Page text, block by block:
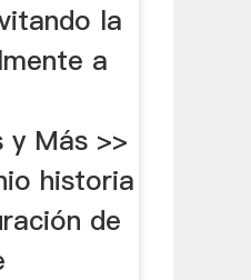
la
a
y Más >>
historia
de